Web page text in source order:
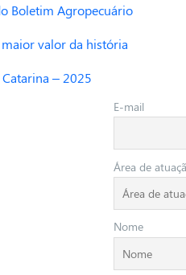
Boletim Agropecuário
valor da história
– 2025
E-mail
Área de
Nome